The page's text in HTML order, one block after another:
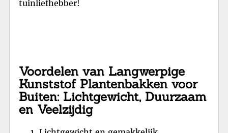
tuinliefhebber!
Voordelen van Langwerpige
Kunststof Plantenbakken voor
Buiten: Lichtgewicht, Duurzaam
en Veelzijdig